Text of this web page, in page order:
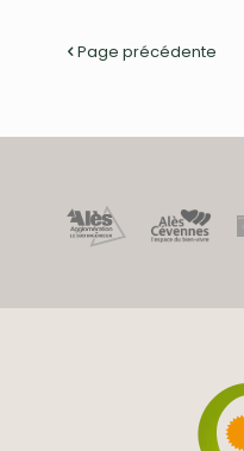
Page précédente